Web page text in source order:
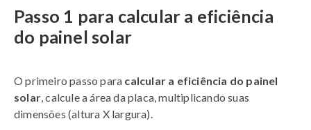
Passo 1 para calcular a eficiência
do painel solar
O primeiro passo para calcular a eficiência do painel
solar, calcule a área da placa, multiplicando suas
dimensões (altura X largura).